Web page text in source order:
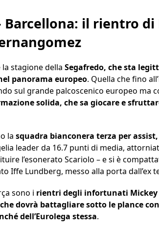
Barcellona: il rientro
stagione della Segafredo, che sta
panorama europeo. Quella che fino
sul grande palcoscenico europeo ma
solida, che sa giocare e
la squadra bianconera terza per
leader da 16.7 punti di media,
l’esonerato Scariolo – e si è
Iffe Lundberg, messo alla porta dall’ex
sono i rientri degli infortunati Mickey
dovrà battagliare sotto le plance
dell’Eurolega stessa.